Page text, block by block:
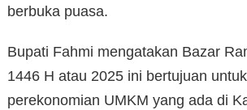
berbuka puasa.
Bupati Fahmi mengatakan Bazar
1446 H atau 2025 ini bertujuan
perekonomian UMKM yang ada di